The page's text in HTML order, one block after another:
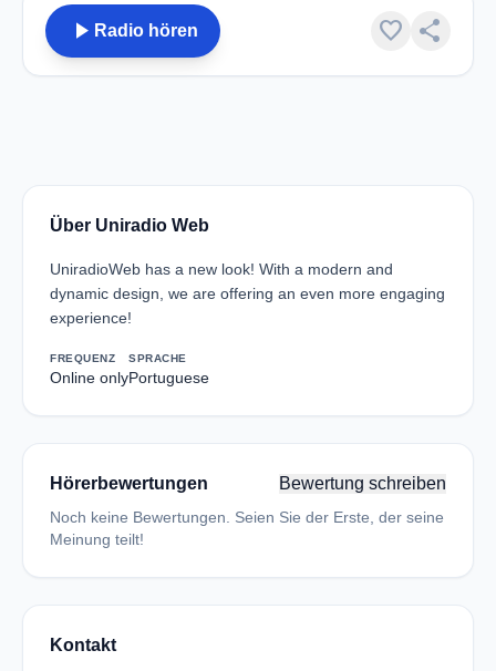
play_arrow Radio hören favorite share
Über Uniradio Web
UniradioWeb has a new look! With a modern and
dynamic design, we are offering an even more engaging
experience!
FREQUENZ
Online only
SPRACHE
Portuguese
Hörerbewertungen Bewertung schreiben
Noch keine Bewertungen. Seien Sie der Erste, der seine
Meinung teilt!
Kontakt